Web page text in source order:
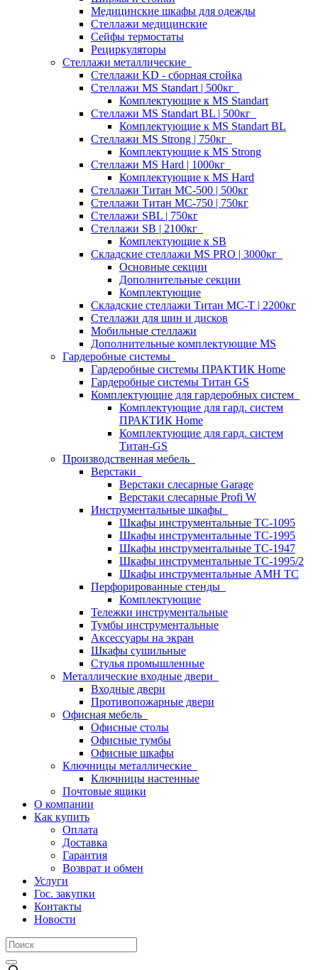
Медицинские шкафы для одежды
Стеллажи медицинские
Сейфы термостаты
Рециркуляторы
Стеллажи металлические
Стеллажи KD - сборная стойка
Стеллажи MS Standart | 500кг
Комплектующие к MS Standart
Стеллажи MS Standart BL | 500кг
Комплектующие к MS Standart BL
Стеллажи MS Strong | 750кг
Комплектующие к MS Strong
Стеллажи MS Hard | 1000кг
Комплектующие к MS Hard
Стеллажи Титан МС-500 | 500кг
Стеллажи Титан МС-750 | 750кг
Стеллажи SBL | 750кг
Стеллажи SB | 2100кг
Комплектующие к SB
Складские стеллажи MS PRO | 3000кг
Основные секции
Дополнительные секции
Комплектующие
Складские стеллажи Титан МС-Т | 2200кг
Стеллажи для шин и дисков
Мобильные стеллажи
Дополнительные комплектующие MS
Гардеробные системы
Гардеробные системы ПРАКТИК Home
Гардеробные системы Титан GS
Комплектующие для гардеробных систем
Комплектующие для гард. систем
ПРАКТИК Home
Комплектующие для гард. систем
Титан-GS
Производственная мебель
Верстаки
Верстаки слесарные Garage
Верстаки слесарные Profi W
Инструментальные шкафы
Шкафы инструментальные TC-1095
Шкафы инструментальные TC-1995
Шкафы инструментальные TC-1947
Шкафы инструментальные TC-1995/2
Шкафы инструментальные AMH TC
Перфорированные стенды
Комплектующие
Тележки инструментальные
Тумбы инструментальные
Аксессуары на экран
Шкафы сушильные
Стулья промышленные
Металлические входные двери
Входные двери
Противопожарные двери
Офисная мебель
Офисные столы
Офисные тумбы
Офисные шкафы
Ключницы металлические
Ключницы настенные
Почтовые ящики
О компании
Как купить
Оплата
Доставка
Гарантия
Возврат и обмен
Услуги
Гос. закупки
Контакты
Новости